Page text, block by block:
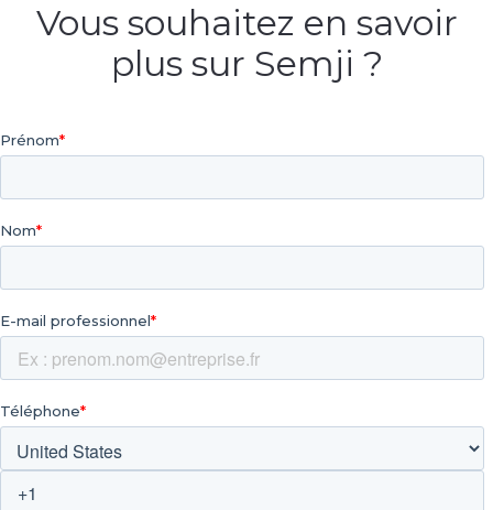
Vous souhaitez en savoir
plus sur Semji ?